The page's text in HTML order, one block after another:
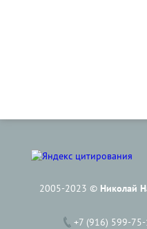
2005-2023 © Николай
+7 (916) 599-75-